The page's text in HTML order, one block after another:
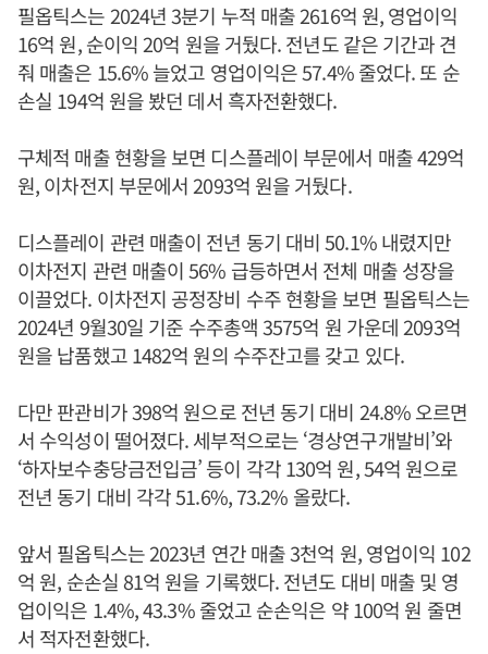
필옵틱스는 2024년 3분기 누적 매출 2616억 원, 영업이익
16억 원, 순이익 20억 원을 거뒀다. 전년도 같은 기간과 견
줘 매출은 15.6% 늘었고 영업이익은 57.4% 줄었다. 또 순
손실 194억 원을 봤던 데서 흑자전환했다.
구체적 매출 현황을 보면 디스플레이 부문에서 매출 429억
원, 이차전지 부문에서 2093억 원을 거뒀다.
디스플레이 관련 매출이 전년 동기 대비 50.1% 내렸지만
이차전지 관련 매출이 56% 급등하면서 전체 매출 성장을
이끌었다. 이차전지 공정장비 수주 현황을 보면 필옵틱스는
2024년 9월30일 기준 수주총액 3575억 원 가운데 2093억
원을 납품했고 1482억 원의 수주잔고를 갖고 있다.
다만 판관비가 398억 원으로 전년 동기 대비 24.8% 오르면
서 수익성이 떨어졌다. 세부적으로는 ‘경상연구개발비’와
‘하자보수충당금전입금’ 등이 각각 130억 원, 54억 원으로
전년 동기 대비 각각 51.6%, 73.2% 올랐다.
앞서 필옵틱스는 2023년 연간 매출 3천억 원, 영업이익 102
억 원, 순손실 81억 원을 기록했다. 전년도 대비 매출 및 영
업이익은 1.4%, 43.3% 줄었고 순손익은 약 100억 원 줄면
서 적자전환했다.